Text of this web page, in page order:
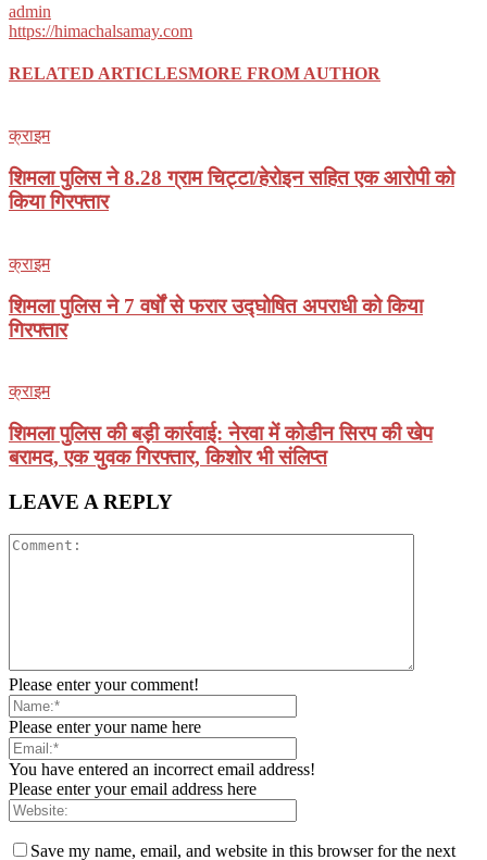
admin
https://himachalsamay.com
RELATED ARTICLESMORE FROM AUTHOR
क्राइम
शिमला पुलिस ने 8.28 ग्राम चिट्टा/हेरोइन सहित एक आरोपी को
किया गिरफ्तार
क्राइम
शिमला पुलिस ने 7 वर्षों से फरार उद्घोषित अपराधी को किया
गिरफ्तार
क्राइम
शिमला पुलिस की बड़ी कार्रवाई: नेरवा में कोडीन सिरप की खेप
बरामद, एक युवक गिरफ्तार, किशोर भी संलिप्त
LEAVE A REPLY
Please enter your comment!
Please enter your name here
You have entered an incorrect email address!
Please enter your email address here
Save my name, email, and website in this browser for the next